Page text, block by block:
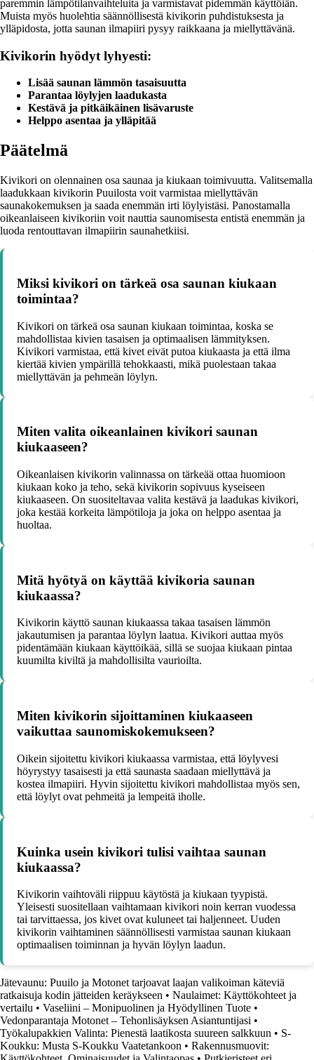
paremmin lämpötilanvaihteluita ja varmistavat pidemmän käyttöiän.
Muista myös huolehtia säännöllisestä kivikorin puhdistuksesta ja
ylläpidosta, jotta saunan ilmapiiri pysyy raikkaana ja miellyttävänä.
Kivikorin hyödyt lyhyesti:
Lisää saunan lämmön tasaisuutta
Parantaa löylyjen laadukasta
Kestävä ja pitkäikäinen lisävaruste
Helppo asentaa ja ylläpitää
Päätelmä
Kivikori on olennainen osa saunaa ja kiukaan toimivuutta. Valitsemalla
laadukkaan kivikorin Puuilosta voit varmistaa miellyttävän
saunakokemuksen ja saada enemmän irti löylyistäsi. Panostamalla
oikeanlaiseen kivikoriin voit nauttia saunomisesta entistä enemmän ja
luoda rentouttavan ilmapiirin saunahetkiisi.
Miksi kivikori on tärkeä osa saunan kiukaan
toimintaa?
Kivikori on tärkeä osa saunan kiukaan toimintaa, koska se
mahdollistaa kivien tasaisen ja optimaalisen lämmityksen.
Kivikori varmistaa, että kivet eivät putoa kiukaasta ja että ilma
kiertää kivien ympärillä tehokkaasti, mikä puolestaan takaa
miellyttävän ja pehmeän löylyn.
Miten valita oikeanlainen kivikori saunan
kiukaaseen?
Oikeanlaisen kivikorin valinnassa on tärkeää ottaa huomioon
kiukaan koko ja teho, sekä kivikorin sopivuus kyseiseen
kiukaaseen. On suositeltavaa valita kestävä ja laadukas kivikori,
joka kestää korkeita lämpötiloja ja joka on helppo asentaa ja
huoltaa.
Mitä hyötyä on käyttää kivikoria saunan
kiukaassa?
Kivikorin käyttö saunan kiukaassa takaa tasaisen lämmön
jakautumisen ja parantaa löylyn laatua. Kivikori auttaa myös
pidentämään kiukaan käyttöikää, sillä se suojaa kiukaan pintaa
kuumilta kiviltä ja mahdollisilta vaurioilta.
Miten kivikorin sijoittaminen kiukaaseen
vaikuttaa saunomiskokemukseen?
Oikein sijoitettu kivikori kiukaassa varmistaa, että löylyvesi
höyrystyy tasaisesti ja että saunasta saadaan miellyttävä ja
kostea ilmapiiri. Hyvin sijoitettu kivikori mahdollistaa myös sen,
että löylyt ovat pehmeitä ja lempeitä iholle.
Kuinka usein kivikori tulisi vaihtaa saunan
kiukaassa?
Kivikorin vaihtoväli riippuu käytöstä ja kiukaan tyypistä.
Yleisesti suositellaan vaihtamaan kivikori noin kerran vuodessa
tai tarvittaessa, jos kivet ovat kuluneet tai haljenneet. Uuden
kivikorin vaihtaminen säännöllisesti varmistaa saunan kiukaan
optimaalisen toiminnan ja hyvän löylyn laadun.
Jätevaunu: Puuilo ja Motonet tarjoavat laajan valikoiman käteviä
ratkaisuja kodin jätteiden keräykseen • Naulaimet: Käyttökohteet ja
vertailu • Vaseliini – Monipuolinen ja Hyödyllinen Tuote •
Vedonparantaja Motonet – Tehonlisäyksen Asiantuntijasi •
Työkalupakkien Valinta: Pienestä laatikosta suureen salkkuun • S-
Koukku: Musta S-Koukku Vaatetankoon • Rakennusmuovit: